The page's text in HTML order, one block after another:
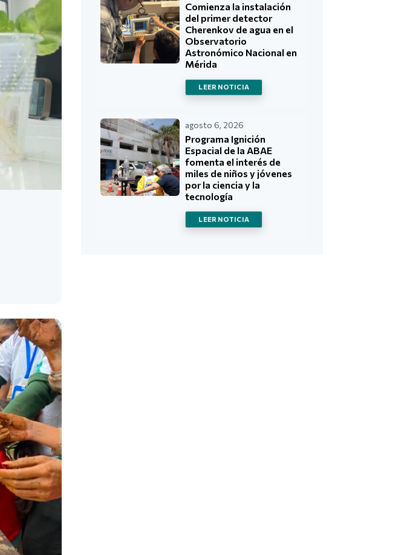
Comienza la instalación
del primer detector
Cherenkov de agua en el
Observatorio
Astronómico Nacional en
Mérida
LEER NOTICIA
agosto 6, 2026
Programa Ignición
Espacial de la ABAE
fomenta el interés de
miles de niños y jóvenes
por la ciencia y la
tecnología
LEER NOTICIA